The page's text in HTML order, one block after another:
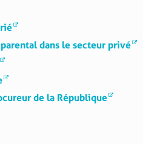
dans le secteur privé
de la République